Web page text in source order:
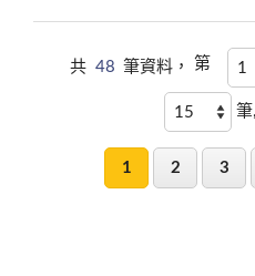
共 48 筆資料， 第
筆,
1 2 3